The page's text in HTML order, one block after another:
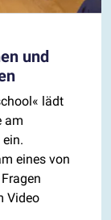
und
lädt
am
eines von
Video